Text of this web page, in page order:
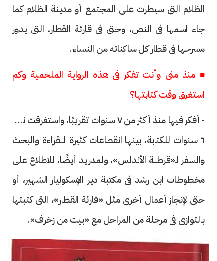
الظلام التى سيطرت على المجتمع أو مدينة الظلام كما
جاء اسمها فى النص، وحتى فى قارئة القطار، التى يدور
مسرحها فى قطار كل ساكناته من النساء.
■ منذ متى وأنت تفكر فى هذه الرواية الملحمية وكم
استغرق وقت كتابتها؟
- أفكر فيها منذ أكثر من ٧ سنوات تقريبًا، واستغرقت نحو
٦ سنوات للكتابة، بينها انقطاعات كثيرة للقراءة والبحث
والسفر لـ«قرطبة الأندلس»، ولمدريد أيضًا، للاطلاع على
مخطوطات ابن رشد فى مكتبة دير الإسكوليار الشهير، أو
حتى لإنجاز أعمال أخرى مثل «قارئة القطار»، التى كتبتها
بالتوازى فى مرحلة من المراحل مع «بيت من زخرف».